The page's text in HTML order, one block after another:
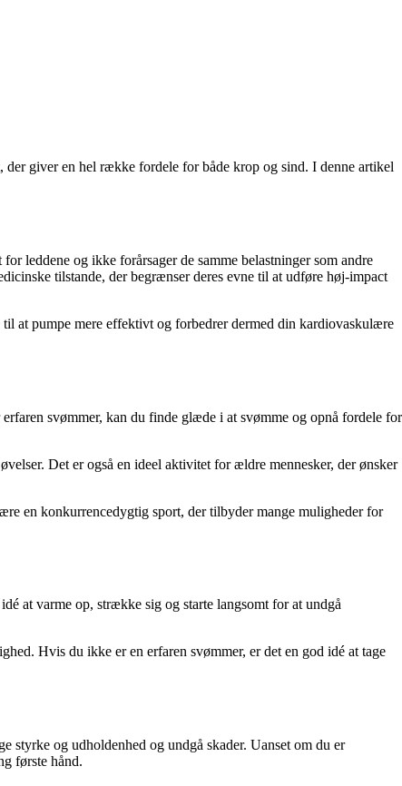
der giver en hel række fordele for både krop og sind. I denne artikel
leddene og ikke forårsager de samme belastninger som andre
tilstande, der begrænser deres evne til at udføre høj-impact
at pumpe mere effektivt og forbedrer dermed din kardiovaskulære
svømmer, kan du finde glæde i at svømme og opnå fordele for
Det er også en ideel aktivitet for ældre mennesker, der ønsker
en konkurrencedygtig sport, der tilbyder mange muligheder for
at varme op, strække sig og starte langsomt for at undgå
Hvis du ikke er en erfaren svømmer, er det en god idé at tage
styrke og udholdenhed og undgå skader. Uanset om du er
første hånd.